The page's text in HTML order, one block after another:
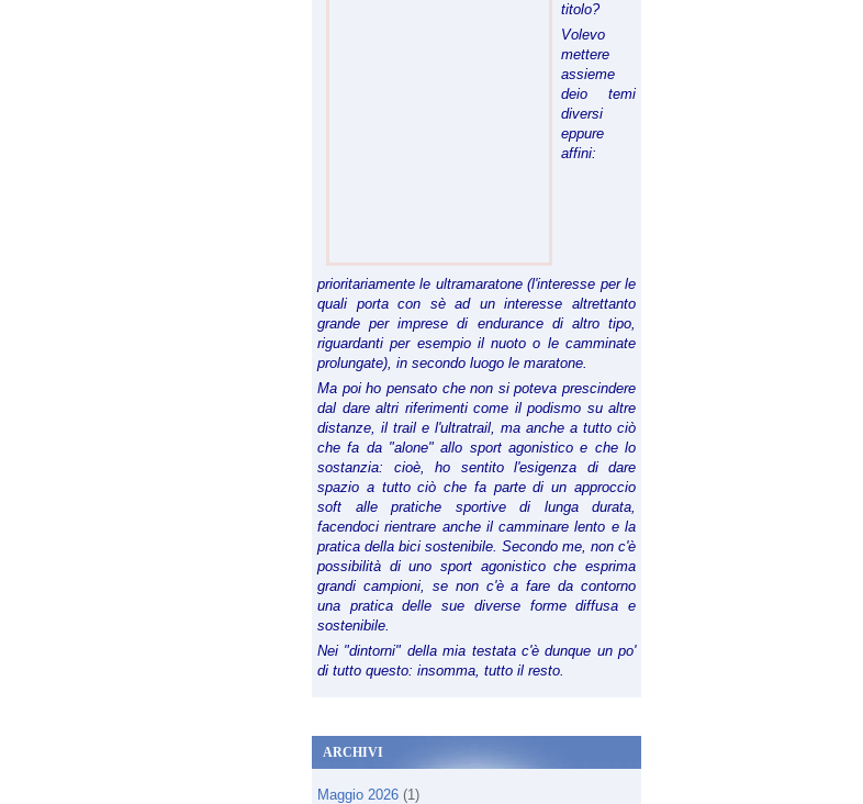
titolo?
Volevo
mettere
assieme
deio temi
diversi
eppure
affini:
prioritariamente le ultramaratone (l'interesse per le
quali porta con sè ad un interesse altrettanto
grande per imprese di endurance di altro tipo,
riguardanti per esempio il nuoto o le camminate
prolungate), in secondo luogo le maratone.
Ma poi ho pensato che non si poteva prescindere
dal dare altri riferimenti come il podismo su altre
distanze, il trail e l'ultratrail, ma anche a tutto ciò
che fa da "alone" allo sport agonistico e che lo
sostanzia: cioè, ho sentito l'esigenza di dare
spazio a tutto ciò che fa parte di un approccio
soft alle pratiche sportive di lunga durata,
facendoci rientrare anche il camminare lento e la
pratica della bici sostenibile. Secondo me, non c'è
possibilità di uno sport agonistico che esprima
grandi campioni, se non c'è a fare da contorno
una pratica delle sue diverse forme diffusa e
sostenibile.
Nei "dintorni" della mia testata c'è dunque un po'
di tutto questo: insomma, tutto il resto.
ARCHIVI
Maggio 2026 (1)